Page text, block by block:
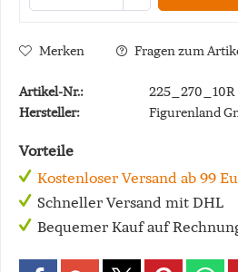
Merken Fragen zum
Artikel-Nr.:
225_270_10R
Hersteller:
Figurenland
Vorteile
Kostenloser Versand ab 99
Schneller Versand mit DHL
Bequemer Kauf auf